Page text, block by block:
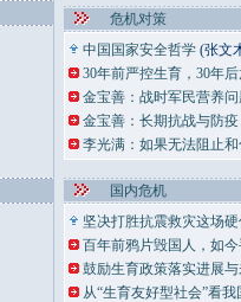
危机对策
中国国家安全哲学 (张文
30年前严控生育，30年
金宝善：战时军民营养问
金宝善：长期抗战与防疫
李光满：如果无法阻止
国内危机
坚决打胜抗震救灾这场
百年前鸦片毁国人，如
鼓励生育政策落实进展
从“生育友好型社会”看